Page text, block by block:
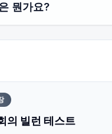
뭔가요?
의 빌런 테스트